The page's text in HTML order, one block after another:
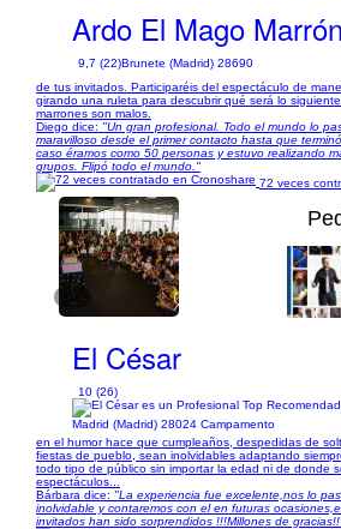
Ardo El Mago Marrón
9,7 (22)Brunete (Madrid) 28690
de tus invitados. Participaréis del espectáculo de
girando una ruleta para descubrir qué será lo
marrones son malos.
Diego dice: "Un gran profesional. Todo el mundo lo
maravilloso desde el primer contacto hasta que
caso éramos como 50 personas y estuvo realizando
grupos. Flipó todo el mundo."
72 veces
1/5
El César
10 (26)
Madrid (Madrid) 28024 Campamento
en el humor hace que cumpleaños, despedidas de
fiestas de pueblo, sean inolvidables adaptando
todo tipo de público sin importar la edad ni de donde
espectáculos...
Bárbara dice: "La experiencia fue excelente,nos lo
inolvidable y contaremos con el en futuras
invitados han sido sorprendidos !!!Millones de